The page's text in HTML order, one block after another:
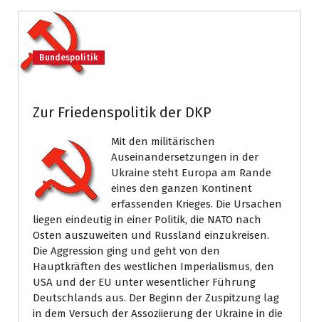
Bundespolitik
Zur Friedenspolitik der DKP
Mit den militärischen
Auseinandersetzungen in der
Ukraine steht Europa am Rande
eines den ganzen Kontinent
erfassenden Krieges. Die Ursachen
liegen eindeutig in einer Politik, die NATO nach
Osten auszuweiten und Russland einzukreisen.
Die Aggression ging und geht von den
Hauptkräften des westlichen Imperialismus, den
USA und der EU unter wesentlicher Führung
Deutschlands aus. Der Beginn der Zuspitzung lag
in dem Versuch der Assoziierung der Ukraine in die